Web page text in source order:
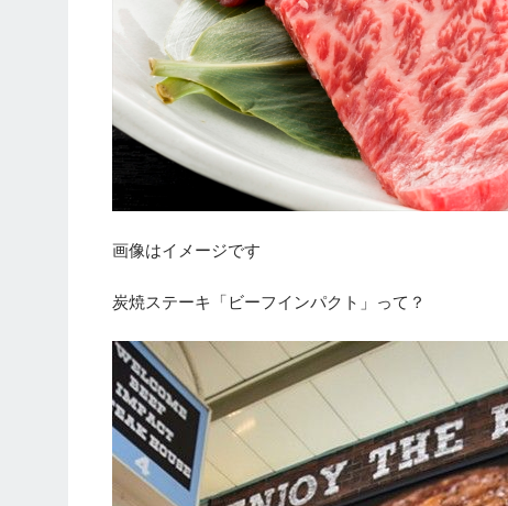
画像はイメージです
炭焼ステーキ「ビーフインパクト」って？